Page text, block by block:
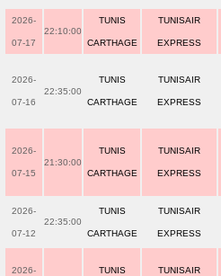
2026-
07-17
22:10:00
TUNIS
CARTHAGE
TUNISAIR
EXPRESS
2026-
07-16
22:35:00
TUNIS
CARTHAGE
TUNISAIR
EXPRESS
2026-
07-15
21:30:00
TUNIS
CARTHAGE
TUNISAIR
EXPRESS
2026-
07-12
22:35:00
TUNIS
CARTHAGE
TUNISAIR
EXPRESS
2026- TUNIS TUNISAIR